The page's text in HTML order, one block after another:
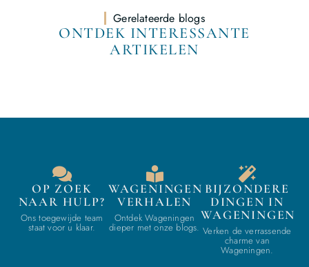
Gerelateerde blogs
ONTDEK INTERESSANTE
ARTIKELEN
OP ZOEK
NAAR HULP?
Ons toegewijde team
staat voor u klaar.
WAGENINGEN
VERHALEN
Ontdek Wageningen
dieper met onze blogs.
BIJZONDERE
DINGEN IN
WAGENINGEN
Verken de verrassende
charme van
Wageningen.